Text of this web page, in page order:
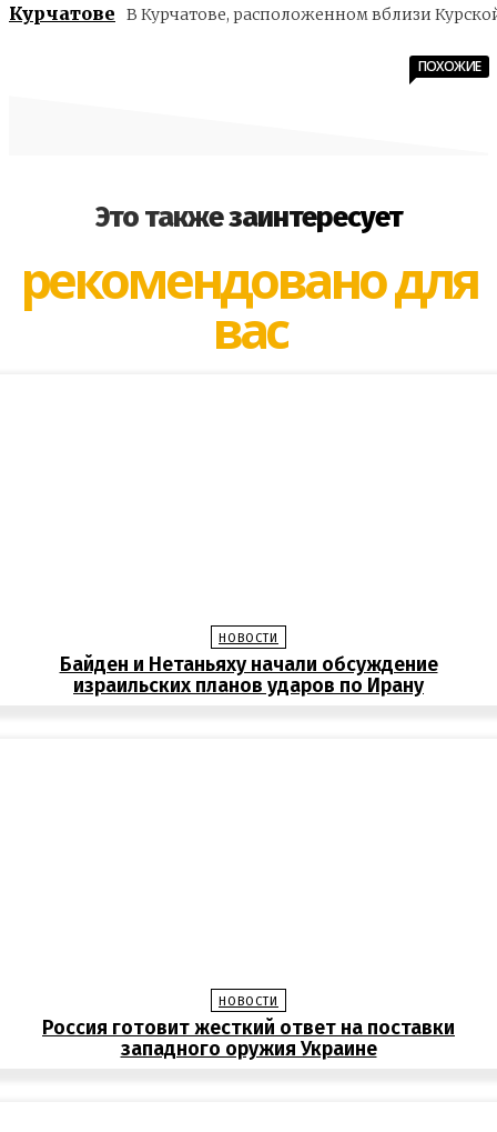
Курчатове
В Курчатове, расположенном вблизи
Это также заинтересует
ПОХОЖИЕ
рекомендовано для
вас
НОВОСТИ
Байден и Нетаньяху начали обсуждение
израильских планов ударов по Ирану
НОВОСТИ
Россия готовит жесткий ответ на поставки
западного оружия Украине